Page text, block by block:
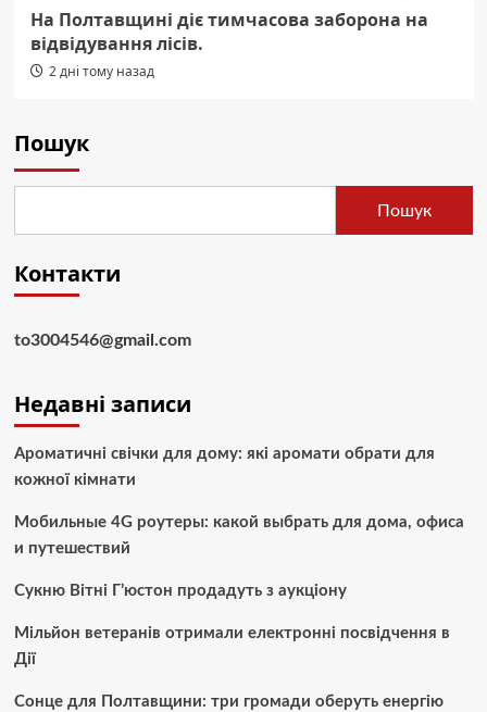
На Полтавщині діє тимчасова заборона на
відвідування лісів.
2 дні тому назад
Пошук
Пошук
Контакти
to3004546@gmail.com
Недавні записи
Ароматичні свічки для дому: які аромати обрати для
кожної кімнати
Мобильные 4G роутеры: какой выбрать для дома, офиса
и путешествий
Сукню Вітні Г’юстон продадуть з аукціону
Мільйон ветеранів отримали електронні посвідчення в
Дії
Сонце для Полтавщини: три громади оберуть енергію